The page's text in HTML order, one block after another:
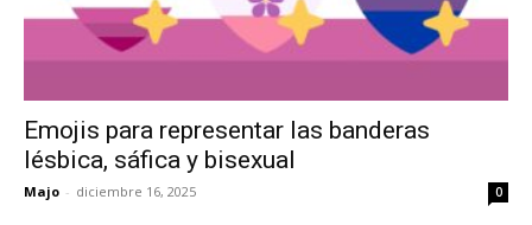
Emojis para representar las banderas
lésbica, sáfica y bisexual
Majo - diciembre 16, 2025 0